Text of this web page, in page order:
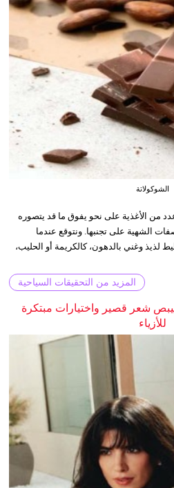
الشوكولاتة
من الأغذية على نحو يفوق ما قد يتصوره
الشهية على تجنبها. ونتوقع عندما
لذيذ وغني بالدهون، كالكريمة أو الحليب،
المزيد من التحقيقات السياحية
شعر قصير واختيارات مبتكرة
للأزياء